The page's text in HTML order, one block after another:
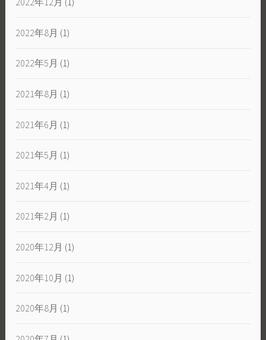
2022年8月 (1)
2022年5月 (1)
2021年8月 (1)
2021年6月 (1)
2021年5月 (1)
2021年4月 (1)
2021年2月 (1)
2020年12月 (1)
2020年10月 (1)
2020年8月 (1)